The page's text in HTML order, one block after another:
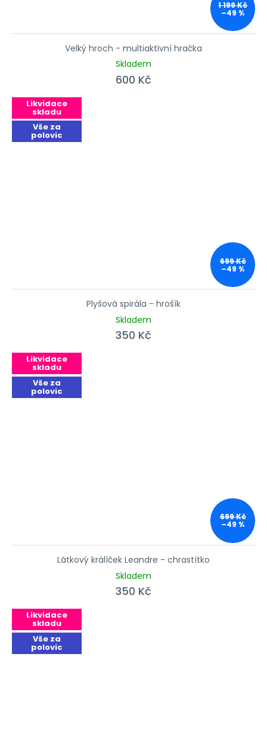
1 199 Kč
–49 %
Velký hroch - multiaktivní hračka
Skladem
600 Kč
Likvidace
skladu
Vše za
polovic
699 Kč
–49 %
Plyšová spirála - hrošík
Skladem
350 Kč
Likvidace
skladu
Vše za
polovic
699 Kč
–49 %
Látkový králíček Leandre - chrastítko
Skladem
350 Kč
Likvidace
skladu
Vše za
polovic